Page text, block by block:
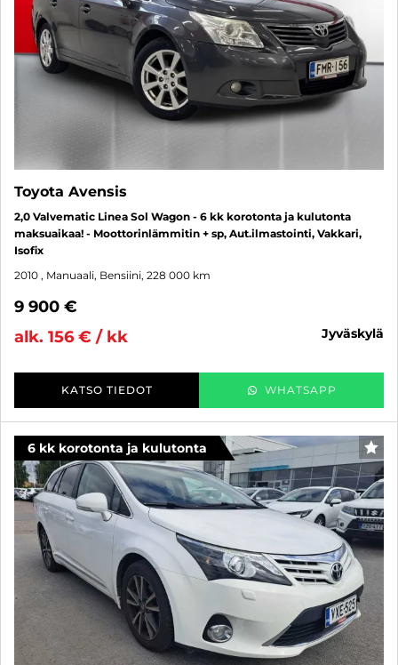
Toyota Avensis
2,0 Valvematic Linea Sol Wagon - 6 kk korotonta ja kulutonta
maksuaikaa! - Moottorinlämmitin + sp, Aut.ilmastointi, Vakkari,
Isofix
2010 , Manuaali, Bensiini, 228 000 km
9 900 €
alk. 156 € / kk
jyväskylä
KATSO TIEDOT WHATSAPP
6 kk korotonta ja kulutonta